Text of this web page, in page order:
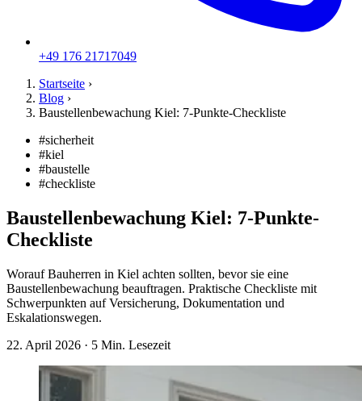
+49 176 21717049
Startseite ›
Blog ›
Baustellenbewachung Kiel: 7-Punkte-Checkliste
#sicherheit
#kiel
#baustelle
#checkliste
Baustellenbewachung Kiel: 7-Punkte-
Checkliste
Worauf Bauherren in Kiel achten sollten, bevor sie eine
Baustellenbewachung beauftragen. Praktische Checkliste mit
Schwerpunkten auf Versicherung, Dokumentation und
Eskalationswegen.
22. April 2026 · 5 Min. Lesezeit